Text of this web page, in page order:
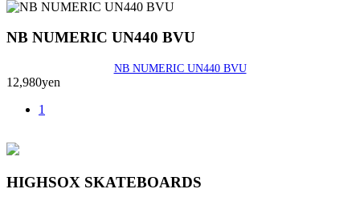
NB NUMERIC UN440 BVU
NB NUMERIC UN440 BVU
12,980yen
1
HIGHSOX SKATEBOARDS